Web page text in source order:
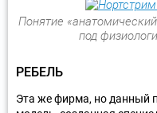
Понятие
под
РЕБЕЛЬ
Эта же фирма, но данный